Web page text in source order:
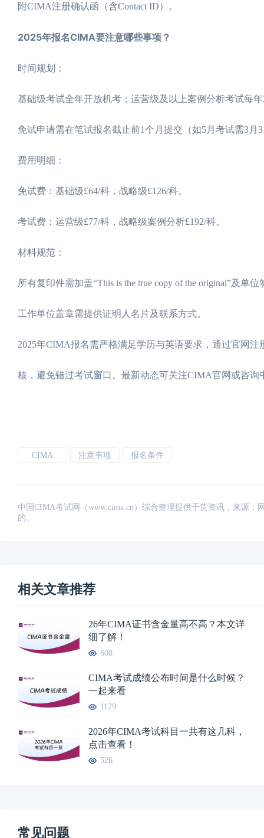
附CIMA注册确认函（含Contact ID）。
2025年报名CIMA要注意哪些事项？
时间规划：
基础级考试全年开放机考；运营级及以上案例分析考试每
免试申请需在笔试报名截止前1个月提交（如5月考试需3月
费用明细：
免试费：基础级£64/科，战略级£126/科。
考试费：运营级£77/科，战略级案例分析£192/科。
材料规范：
所有复印件需加盖“This is the true copy of the original”及单
工作单位盖章需提供证明人名片及联系方式。
2025年CIMA报名需严格满足学历与英语要求，通过官网
核，避免错过考试窗口。最新动态可关注CIMA官网或咨询
CIMA 注意事项 报名条件
中国CIMA考试网（www.cima.cn）综合整理提供干货资讯，来源
的。
相关文章推荐
26年CIMA证书含金量高不高？本文详
细了解！
608
CIMA考试成绩公布时间是什么时候？
一起来看
1129
2026年CIMA考试科目一共有这几科，
点击查看！
526
常见问题